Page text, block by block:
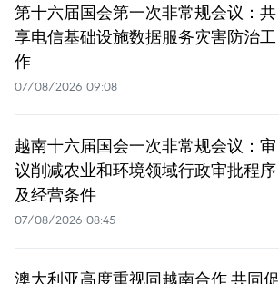
第十六届国会第一次非常规会议：共
享电信基础设施数据服务灾害防治工
作
07/08/2026 09:08
越南十六届国会一次非常规会议：审
议削减农业和环境领域行政审批程序
及经营条件
07/08/2026 08:45
澳大利亚高度重视同越南合作 共同促